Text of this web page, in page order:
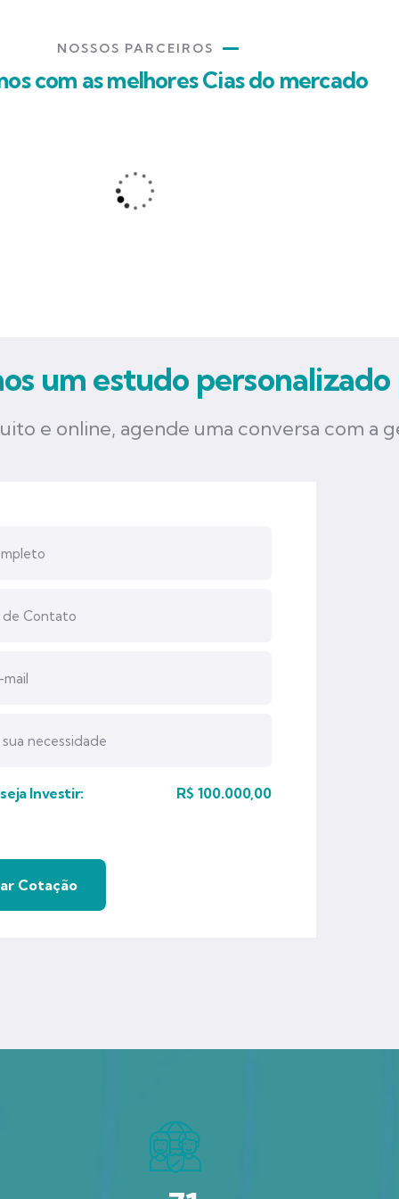
NOSSOS PARCEIROS
com as melhores Cias do mercado
um estudo personalizado
e online, agende uma conversa com a
Investir: R$ 100.000,00